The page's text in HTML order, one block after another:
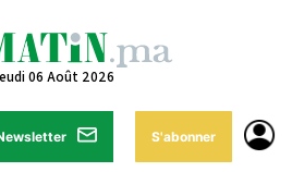
06 Août 2026
S'abonner